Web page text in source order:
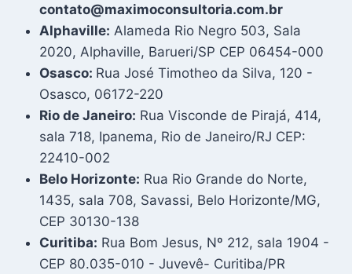
contato@maximoconsultoria.com.br
Alphaville: Alameda Rio Negro 503, Sala
2020, Alphaville, Barueri/SP CEP 06454-000
Osasco: Rua José Timotheo da Silva, 120 -
Osasco, 06172-220
Rio de Janeiro: Rua Visconde de Pirajá, 414,
sala 718, Ipanema, Rio de Janeiro/RJ CEP:
22410-002
Belo Horizonte: Rua Rio Grande do Norte,
1435, sala 708, Savassi, Belo Horizonte/MG,
CEP 30130-138
Curitiba: Rua Bom Jesus, Nº 212, sala 1904 -
CEP 80.035-010 - Juvevê- Curitiba/PR